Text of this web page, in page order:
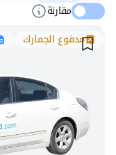
مقارنة
مدفوع الجمارك